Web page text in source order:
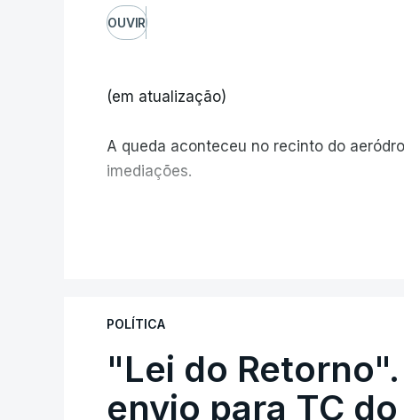
OUVIR
(em atualização)
A queda aconteceu no recinto do
imediações.
POLÍTICA
"Lei do
envio para TC